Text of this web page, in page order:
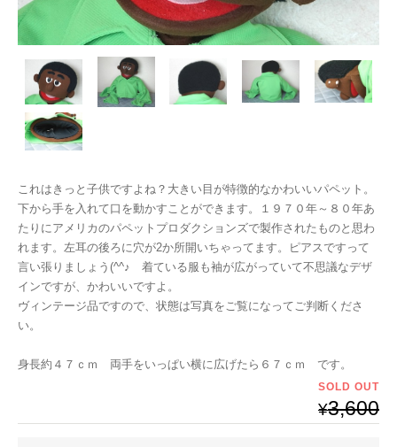
これはきっと子供ですよね？大きい目が特徴的なかわいいパペット。
下から手を入れて口を動かすことができます。１９７０年～８０年あ
たりにアメリカのパペットプロダクションズで製作されたものと思わ
れます。左耳の後ろに穴が2か所開いちゃってます。ピアスですって
言い張りましょう(^^♪ 着ている服も袖が広がっていて不思議なデザ
インですが、かわいいですよ。
ヴィンテージ品ですので、状態は写真をご覧になってご判断くださ
い。
身長約４７ｃｍ 両手をいっぱい横に広げたら６７ｃｍ です。
SOLD OUT
¥3,600